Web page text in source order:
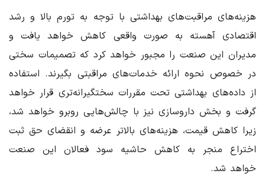
هزینه‌های مراقبت‌های بهداشتی با توجه به تورم بالا و رشد
اقتصادی آهسته به صورت واقعی کاهش خواهد یافت و
مدیران این صنعت را مجبور خواهد کرد که تصمیمات‌ سختی
در خصوص نحوه ارائه خدمات‌های مراقبتی بگیرند. استفاده
از داده‌های بهداشتی تحت مقررات سختگیرانه‌تری قرار خواهد
گرفت و بخش داروسازی نیز با چالش‌هایی روبرو خواهد شد،
زیرا کاهش قیمت، هزینه‌های بالاتر عرضه و انقضای حق ثبت
اختراع منجر به کاهش حاشیه سود فعالان این صنعت
خواهد شد.